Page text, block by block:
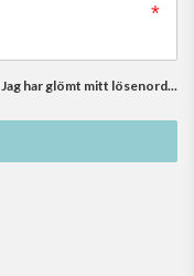
Jag har glömt mitt lösenord...